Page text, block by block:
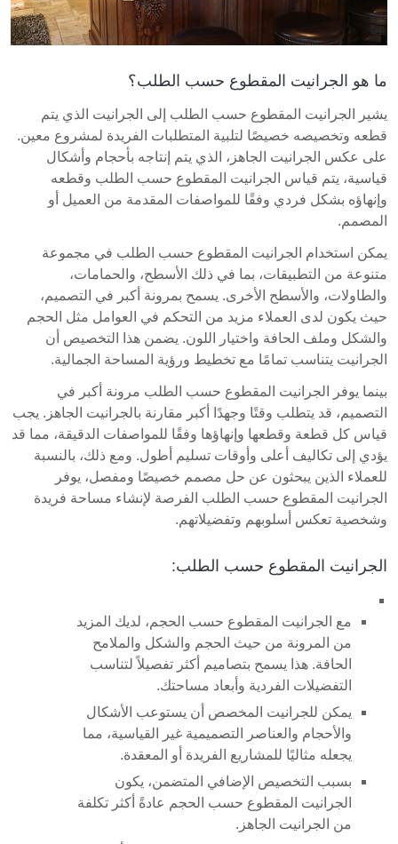
ما هو الجرانيت المقطوع حسب الطلب؟
يشير الجرانيت المقطوع حسب الطلب إلى الجرانيت الذي يتم
قطعه وتخصيصه خصيصًا لتلبية المتطلبات الفريدة لمشروع معين.
على عكس الجرانيت الجاهز، الذي يتم إنتاجه بأحجام وأشكال
قياسية، يتم قياس الجرانيت المقطوع حسب الطلب وقطعه
وإنهاؤه بشكل فردي وفقًا للمواصفات المقدمة من العميل أو
المصمم.
يمكن استخدام الجرانيت المقطوع حسب الطلب في مجموعة
متنوعة من التطبيقات، بما في ذلك الأسطح، والحمامات،
والطاولات، والأسطح الأخرى. يسمح بمرونة أكبر في التصميم،
حيث يكون لدى العملاء مزيد من التحكم في العوامل مثل الحجم
والشكل وملف الحافة واختيار اللون. يضمن هذا التخصيص أن
الجرانيت يتناسب تمامًا مع تخطيط ورؤية المساحة الجمالية.
بينما يوفر الجرانيت المقطوع حسب الطلب مرونة أكبر في
التصميم، قد يتطلب وقتًا وجهدًا أكبر مقارنة بالجرانيت الجاهز. يجب
قياس كل قطعة وقطعها وإنهاؤها وفقًا للمواصفات الدقيقة، مما قد
يؤدي إلى تكاليف أعلى وأوقات تسليم أطول. ومع ذلك، بالنسبة
للعملاء الذين يبحثون عن حل مصمم خصيصًا ومفصل، يوفر
الجرانيت المقطوع حسب الطلب الفرصة لإنشاء مساحة فريدة
وشخصية تعكس أسلوبهم وتفضيلاتهم.
الجرانيت المقطوع حسب الطلب:
مع الجرانيت المقطوع حسب الحجم، لديك المزيد
من المرونة من حيث الحجم والشكل والملامح
الحافة. هذا يسمح بتصاميم أكثر تفصيلاً لتناسب
التفضيلات الفردية وأبعاد مساحتك.
يمكن للجرانيت المخصص أن يستوعب الأشكال
والأحجام والعناصر التصميمية غير القياسية، مما
يجعله مثاليًا للمشاريع الفريدة أو المعقدة.
بسبب التخصيص الإضافي المتضمن، يكون
الجرانيت المقطوع حسب الحجم عادةً أكثر تكلفة
من الجرانيت الجاهز.